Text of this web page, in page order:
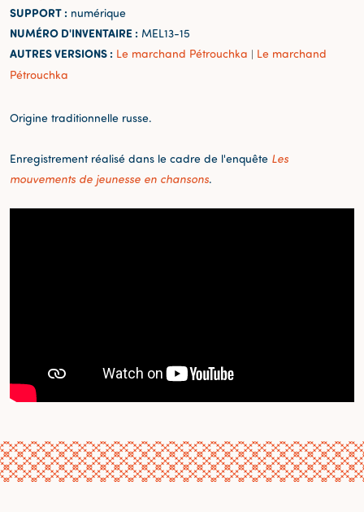
SUPPORT : numérique
NUMÉRO D'INVENTAIRE : MEL13-15
AUTRES VERSIONS : Le marchand Pétrouchka | Le marchand
Pétrouchka
Origine traditionnelle russe.
Enregistrement réalisé dans le cadre de l'enquête Les
mouvements de jeunesse en chansons.